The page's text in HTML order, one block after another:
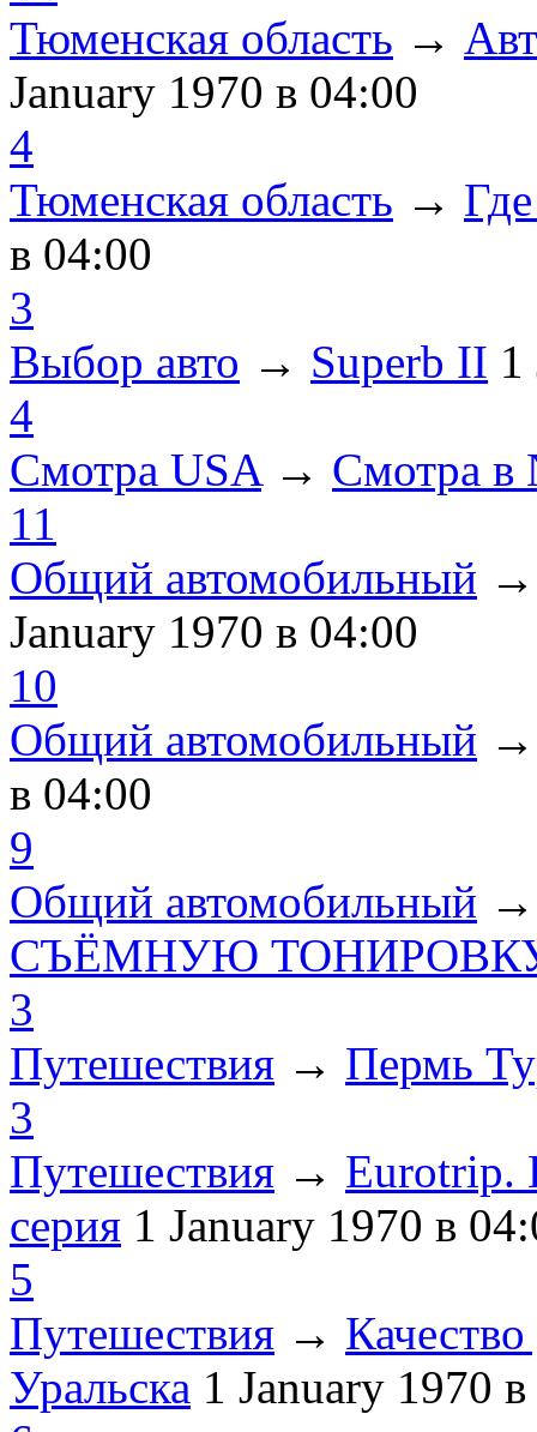
Тюменская область →
January 1970 в 04:00
4
Тюменская область →
в 04:00
3
Выбор авто → Superb II
4
Смотра USA→ Смотра в
11
Общий автомобильный
January 1970 в 04:00
10
Общий автомобильный
в 04:00
9
Общий автомобильный
СЪЁМНУЮ
3
Путешествия → Пермь
3
Путешествия → Eurotrip.
серия 1 January 1970 в
5
Путешествия →
Уральска 1 January 1970